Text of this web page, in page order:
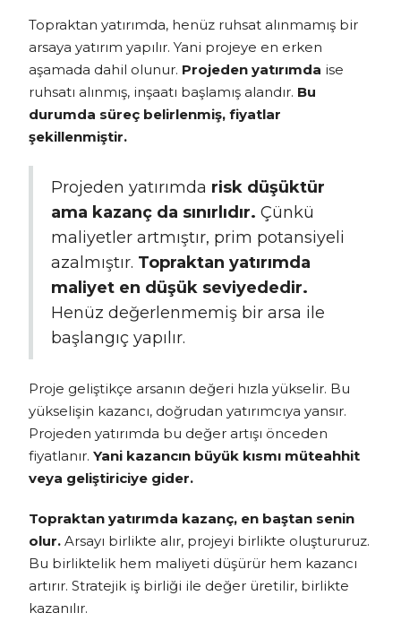
Topraktan yatırımda, henüz ruhsat alınmamış bir
arsaya yatırım yapılır. Yani projeye en erken
aşamada dahil olunur. Projeden yatırımda ise
ruhsatı alınmış, inşaatı başlamış alandır. Bu
durumda süreç belirlenmiş, fiyatlar
şekillenmiştir.
Projeden yatırımda risk düşüktür
ama kazanç da sınırlıdır. Çünkü
maliyetler artmıştır, prim potansiyeli
azalmıştır. Topraktan yatırımda
maliyet en düşük seviyededir.
Henüz değerlenmemiş bir arsa ile
başlangıç yapılır.
Proje geliştikçe arsanın değeri hızla yükselir. Bu
yükselişin kazancı, doğrudan yatırımcıya yansır.
Projeden yatırımda bu değer artışı önceden
fiyatlanır. Yani kazancın büyük kısmı müteahhit
veya geliştiriciye gider.
Topraktan yatırımda kazanç, en baştan senin
olur. Arsayı birlikte alır, projeyi birlikte oluştururuz.
Bu birliktelik hem maliyeti düşürür hem kazancı
artırır. Stratejik iş birliği ile değer üretilir, birlikte
kazanılır.